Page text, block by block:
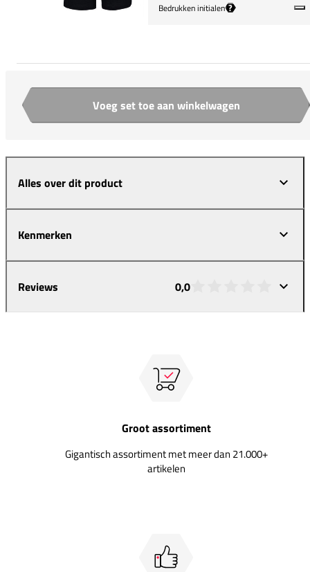
Bedrukken initialen ?
Aantal Voeg set toe aan winkelwagen
Alles over dit product
Kenmerken
Reviews 0,0
Groot assortiment
Gigantisch assortiment met meer dan 21.000+
artikelen